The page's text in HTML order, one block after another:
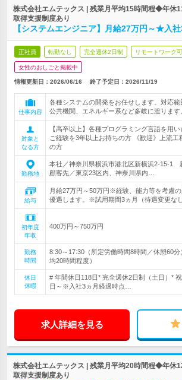
株式会社エムテックス | 残業月平均15時間程◆年
取得支援制度あり
【システムエンジニア】月給27万円～★入
正社員 転勤なし 完全週休2日制 リモートワーク可
女性のおしごと掲載中
情報更新日：2026/06/16 終了予定日： 2026/11/19
仕事内容
各種システムの開発をお任せします。対応
公共機関、エネルギー系など多岐に渡ります
対象と
なる方
【高卒以上】各種プログラミング言語を用
ご経験を3年以上お持ちの方 《歓迎》上流工
の方
勤務地
本社／神奈川県横浜市港北区新横浜2-15-1
顧客先／東京23区内、神奈川県内…
給与
月給27万円～50万円※経験、能力等を考慮
優遇します。※試用期間3ヵ月（待遇変更なし
初年度
年収
400万円～750万円
勤務
時間
8:30～17:30（所定労働時間8時間／休憩60
均20時間程度）
休日
休暇
# 年間休日118日* 完全週休2日制（土日）*
日～※入社3ヵ月経過時点…
求人詳細を見る
株式会社エムテックス | 残業月平均20時間程◆年
取得支援制度あり